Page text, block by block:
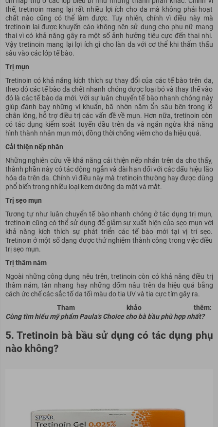
thế, tretinoin mang lại rất nhiều lợi ích cho da mà không phải hoạt
chất nào cũng có thể làm được. Tuy nhiên, chính vì điều này mà
tretinoin lại được khuyến cáo không nên sử dụng cho phụ nữ mang
thai vì có khả năng gây ra một số ảnh hưởng tiêu cực đến thai nhi.
Vậy tretinoin mang lại lợi ích gì cho làn da với cơ thể khi thẩm thấu
sâu vào các lớp tế bào.
Trị mụn
Tretinoin có khả năng kích thích sự thay đổi của các tế bào trên da,
theo đó các tế bào da chết nhanh chóng được loại bỏ và thay thế vào
đó là các tế bào da mới. Với sự luân chuyển tế bào nhanh chóng này
giúp đánh bay những vi khuẩn, bã nhờn nằm ẩn sâu bên trong lỗ
chân lông, hỗ trợ điều trị các vấn đề về mụn. Hơn nữa, tretinoin còn
có tác dụng kiểm soát tuyến dầu trên da và ngăn ngừa khả năng
hình thành nhân mụn mới, đồng thời chống viêm cho da hiệu quả.
Cải thiện nếp nhăn
Những nghiên cứu về khả năng cải thiện nếp nhăn trên da cho thấy,
thành phần này có tác động ngắn và dài hạn đối với các dấu hiệu lão
hóa da trên da. Chính vì điều này mà tretinoin thường hay được dùng
phổ biến trong nhiều loại kem dưỡng da mặt và mắt.
Trị sẹo mụn
Tương tự như luân chuyển tế bào nhanh chóng ở tác dụng trị mụn,
tretinoin cũng có thể sử dụng để giảm sự xuất hiện của sẹo mụn với
khả năng kích thích sự phát triển các tế bào mới tại vị trí sẹo.
Tretinoin ở một số dạng được thử nghiệm thành công trong việc điều
trị sẹo mụn.
Trị thâm nám
Ngoài những công dụng nêu trên, tretinoin còn có khả năng điều trị
thâm nám, tàn nhang hay những đốm nâu trên da hiệu quả bằng
cách ức chế các sắc tố da tối màu do tia UV và tia cực tím gây ra.
Tham khảo thêm:
Cùng tìm hiểu mỹ phẩm Paula's Choice cho bà bầu phù hợp nhất?
5. Tretinoin bà bầu sử dụng có tác dụng phụ
nào không?